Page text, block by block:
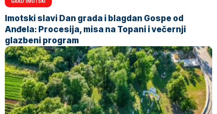
Imotski slavi Dan grada i blagdan Gospe od
Anđela: Procesija, misa na Topani i večernji
glazbeni program